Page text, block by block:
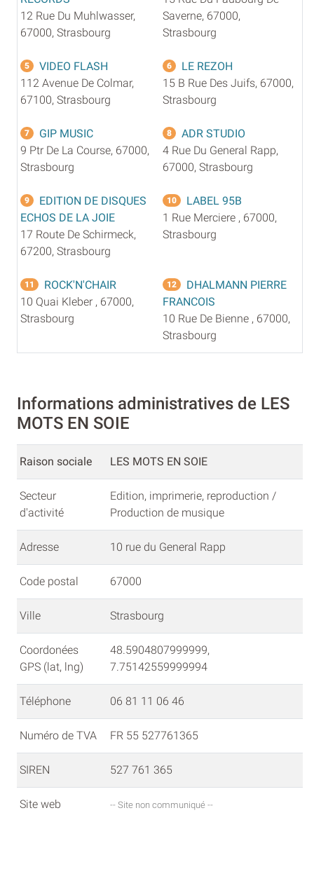
12 Rue Du Muhlwasser,
67000, Strasbourg
Saverne, 67000,
Strasbourg
5
VIDEO FLASH
112 Avenue De Colmar,
67100, Strasbourg
6
LE REZOH
15 B Rue Des Juifs, 67000,
Strasbourg
7
GIP MUSIC
9 Ptr De La Course, 67000,
Strasbourg
8
ADR STUDIO
4 Rue Du General Rapp,
67000, Strasbourg
9
EDITION DE DISQUES
ECHOS DE LA JOIE
17 Route De Schirmeck,
67200, Strasbourg
10
LABEL 95B
1 Rue Merciere , 67000,
Strasbourg
11
ROCK'N'CHAIR
10 Quai Kleber , 67000,
Strasbourg
12
DHALMANN PIERRE
FRANCOIS
10 Rue De Bienne , 67000,
Strasbourg
Informations administratives de LES
MOTS EN SOIE
Raison sociale LES MOTS EN SOIE
Secteur
d'activité
Edition, imprimerie, reproduction /
Production de musique
Adresse 10 rue du General Rapp
Code postal 67000
Ville Strasbourg
Coordonées
GPS (lat, lng)
48.5904807999999,
7.75142559999994
Téléphone 06 81 11 06 46
Numéro de TVA FR 55 527761365
SIREN 527 761 365
Site web -- Site non communiqué --